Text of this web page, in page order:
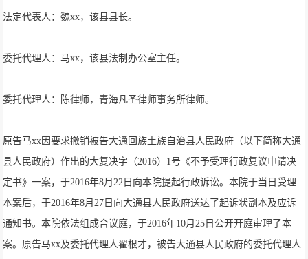
法定代表人：魏xx，该县县长。
委托代理人：马xx，该县法制办公室主任。
委托代理人：陈律师，青海凡圣律师事务所律师。
原告马xx因要求撤销被告大通回族土族自治县人民政府（以下简称大通
县人民政府）作出的大复决字（2016）1号《不予受理行政复议申请决
定书》一案，于2016年8月22日向本院提起行政诉讼。本院于当日受理
本案后，于2016年8月27日向大通县人民政府送达了起诉状副本及应诉
通知书。本院依法组成合议庭，于2016年10月25日公开开庭审理了本
案。原告马xx及委托代理人翟根才，被告大通县人民政府的委托代理人